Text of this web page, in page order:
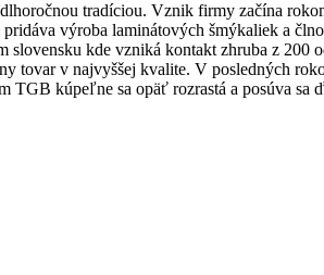
tradíciou. Vznik firmy začína
výroba laminátových šmýkaliek a
slovensku kde vzniká kontakt zhruba z 200
tovar v najvyššej kvalite. V posledných
TGB kúpeľne sa opäť rozrastá a posúva